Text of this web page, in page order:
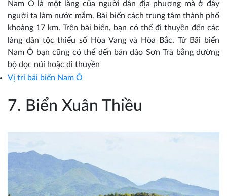
Nam Ô là một làng của người dân địa phương mà ở đây
người ta làm nước mắm. Bãi biển cách trung tâm thành phố
khoảng 17 km. Trên bãi biển, bạn có thể đi thuyền đến các
làng dân tộc thiểu số Hòa Vang và Hòa Bắc. Từ Bãi biển
Nam Ô bạn cũng có thể đến bán đảo Sơn Trà bằng đường
bộ dọc núi hoặc đi thuyền
Vị trí bãi biển Nam Ô
7. Biển Xuân Thiều